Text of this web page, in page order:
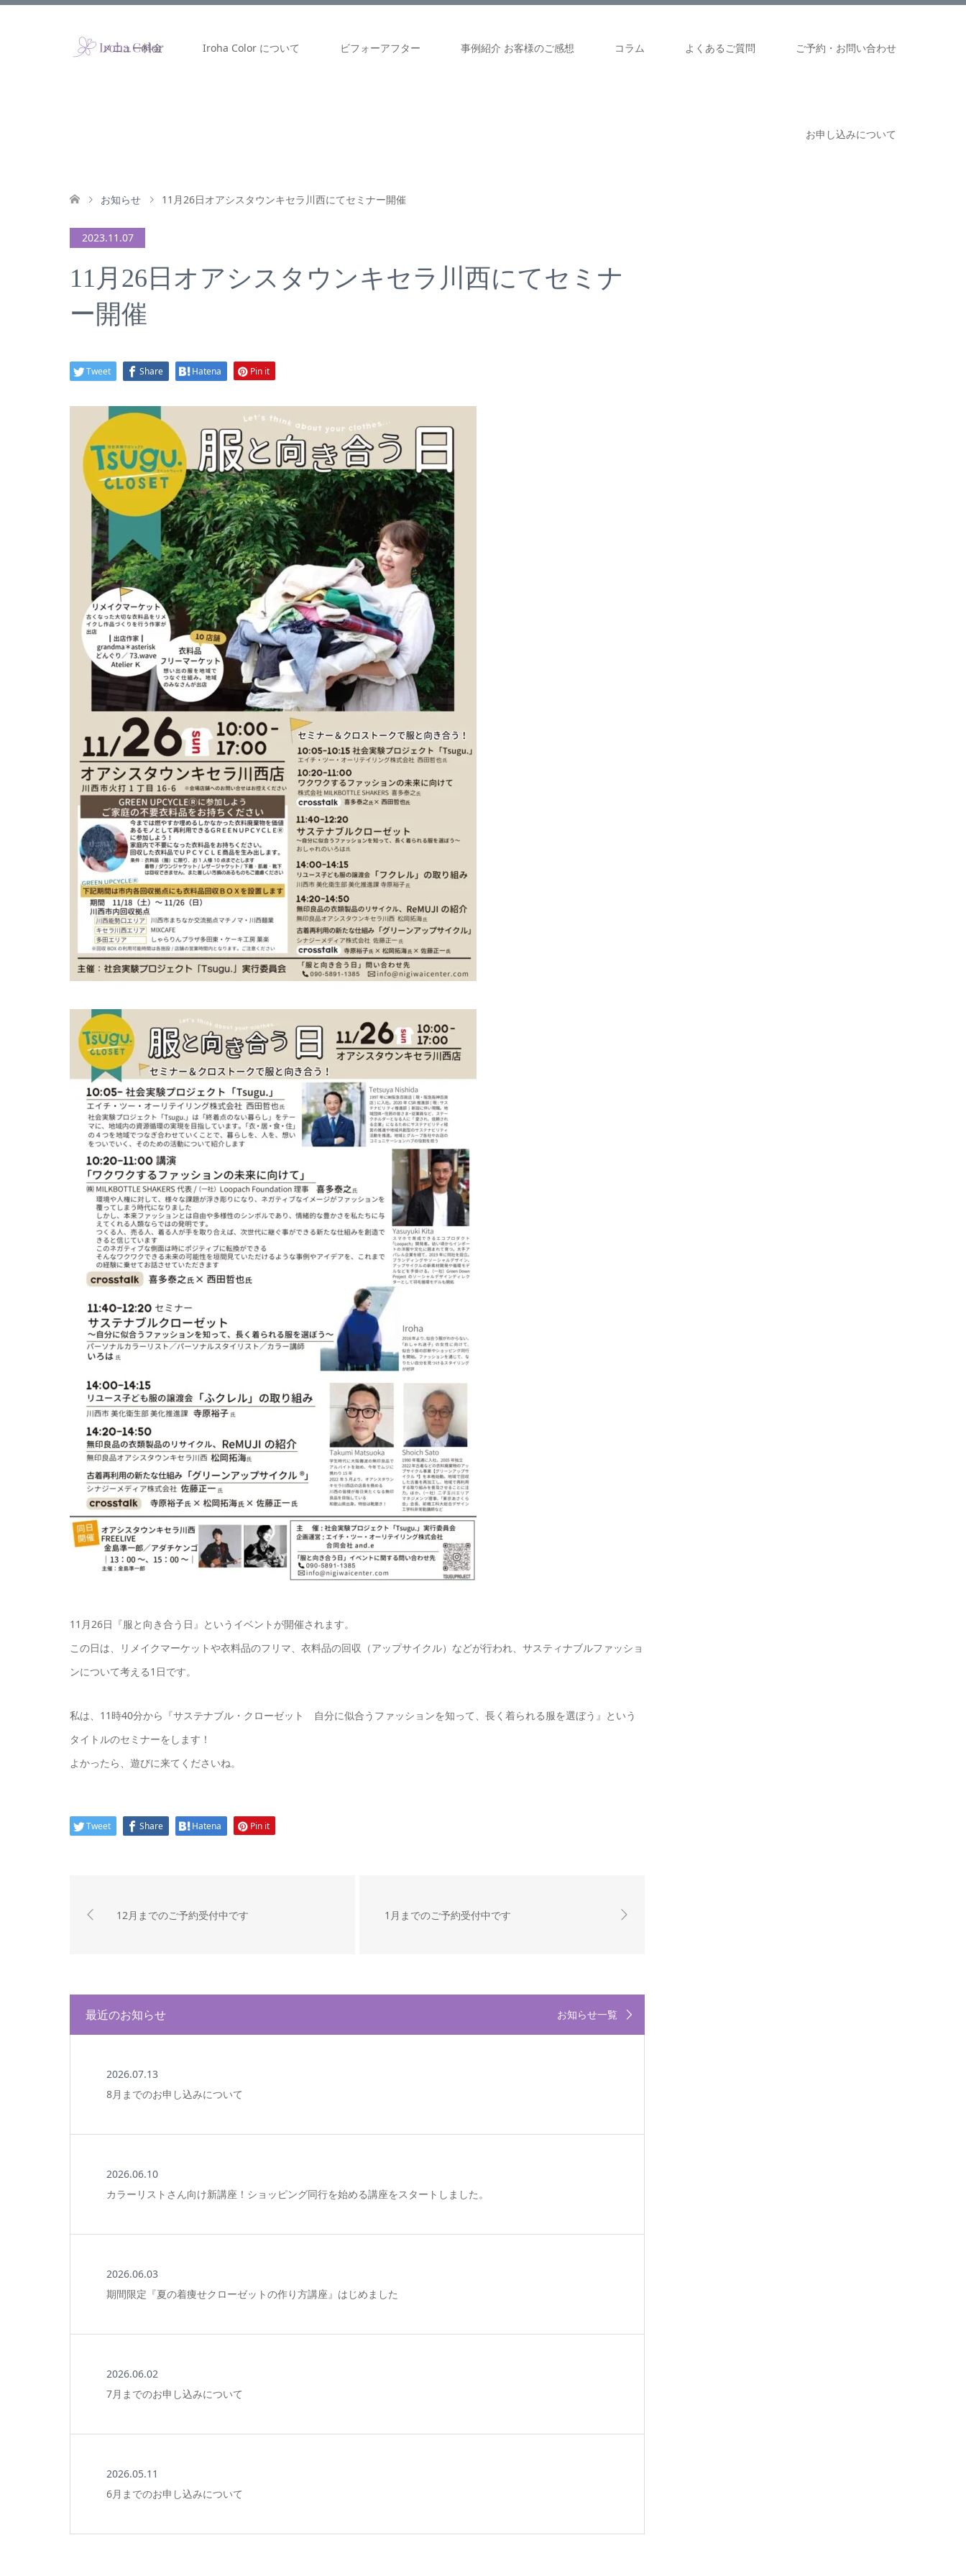
メニュー料金 Iroha Color について ビフォーアフター 事例紹介 お客様のご感想 コラム よくあるご質問 ご予約・お問い合わせ
お申し込みについて
お知らせ 11月26日オアシスタウンキセラ川西にてセミナー開催
2023.11.07
11月26日オアシスタウンキセラ川西にてセミナ
ー開催
Tweet Share Hatena Pin it
11月26日『服と向き合う日』というイベントが開催されます。
この日は、リメイクマーケットや衣料品のフリマ、衣料品の回収（アップサイクル）などが行われ、サスティナブルファッショ
ンについて考える1日です。
私は、11時40分から『サステナブル・クローゼット 自分に似合うファッションを知って、長く着られる服を選ぼう』という
タイトルのセミナーをします！
よかったら、遊びに来てくださいね。
Tweet Share Hatena Pin it
12月までのご予約受付中です 1月までのご予約受付中です
最近のお知らせ お知らせ一覧
2026.07.13
8月までのお申し込みについて
2026.06.10
カラーリストさん向け新講座！ショッピング同行を始める講座をスタートしました。
2026.06.03
期間限定『夏の着痩せクローゼットの作り方講座』はじめました
2026.06.02
7月までのお申し込みについて
2026.05.11
6月までのお申し込みについて